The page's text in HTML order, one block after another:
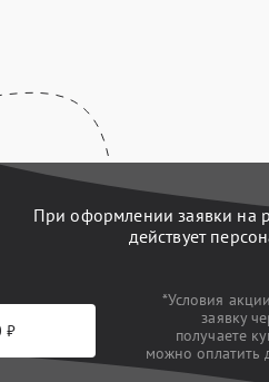
При оформлении заявки на
действует
₽
*Условия
заявку
получаете
можно оплатить